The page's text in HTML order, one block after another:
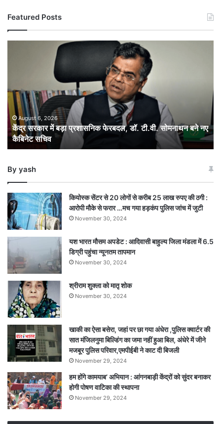
Featured Posts
फेरबदल,
डॉ.
टी.वी.
सोमनाथन
बने
नए
सचिव
August 6, 2026
केंद्र सरकार में बड़ा प्रशासनिक फेरबदल, डॉ. टी.वी. सोमनाथन बने नए
कैबिनेट सचिव
By yash
कियोस्क सेंटर से 20 लोगों से करीब 25 लाख रुपए की ठगी :
आरोपी मौके से फरार …मच गया हड़कंप पुलिस जांच में जुटी
November 30, 2024
यश भारत मौसम अपडेट : आदिवासी बाहुल्य जिला मंडला में 6.5
डिग्री पहुंचा न्यूनतम तापमान
November 30, 2024
श्रीराम शुक्ला को मातृ शोक
November 30, 2024
खाकी का ऐसा बसेरा, जहां पर छा गया अंधेरा ,पुलिस क्वार्टर की
सात मंजिलनुमा बिल्डिंग का जमा नहीं हुआ बिल, अंधेरे में जीने
मजबूर पुलिस परिवार,एमपीईबी ने काट दी बिजली
November 29, 2024
हम होंगे कामयाब’ अभियान : आंगनबाड़ी केंद्रों को सुंदर बनाकर
होगी पोषण वाटिका की स्थापना
November 29, 2024